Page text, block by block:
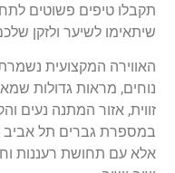
תקבלו טיפים פשוטים
שיתאימו לשיער ולזקן
האווירה המקצועית
נוחים, מראות גדולות
זווית, אזור המתנה נעים
במספרת גברים תל אביב
אלא עם תחושת רעננות